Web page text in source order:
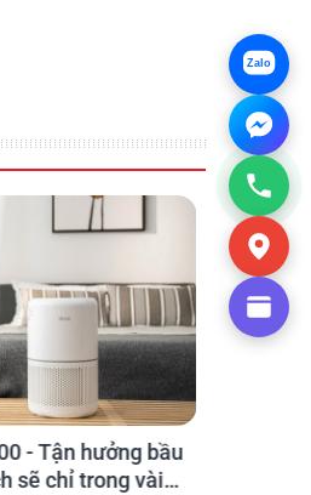
- Tận hưởng bầu
sẽ chỉ trong vài
Zalo